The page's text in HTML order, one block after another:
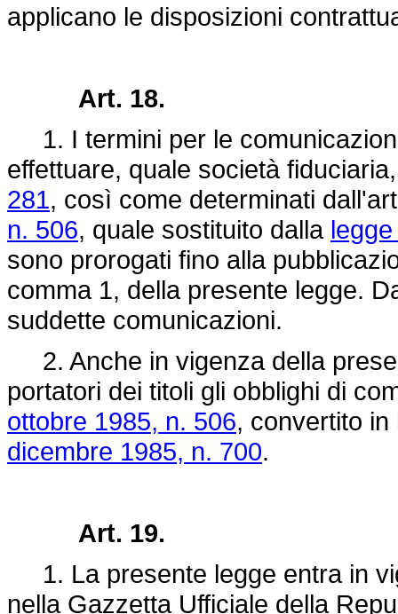
applicano le disposizioni
Art. 18.
1. I termini per le
effettuare, quale società
281, così come determinati
n. 506, quale sostituito dalla
sono prorogati fino alla
comma 1, della presente legge.
suddette comunicazioni.
2. Anche in vigenza della
portatori dei titoli gli obblighi di
ottobre 1985, n. 506, convertito
dicembre 1985, n. 700.
Art. 19.
1. La presente legge entra in
nella Gazzetta Ufficiale della